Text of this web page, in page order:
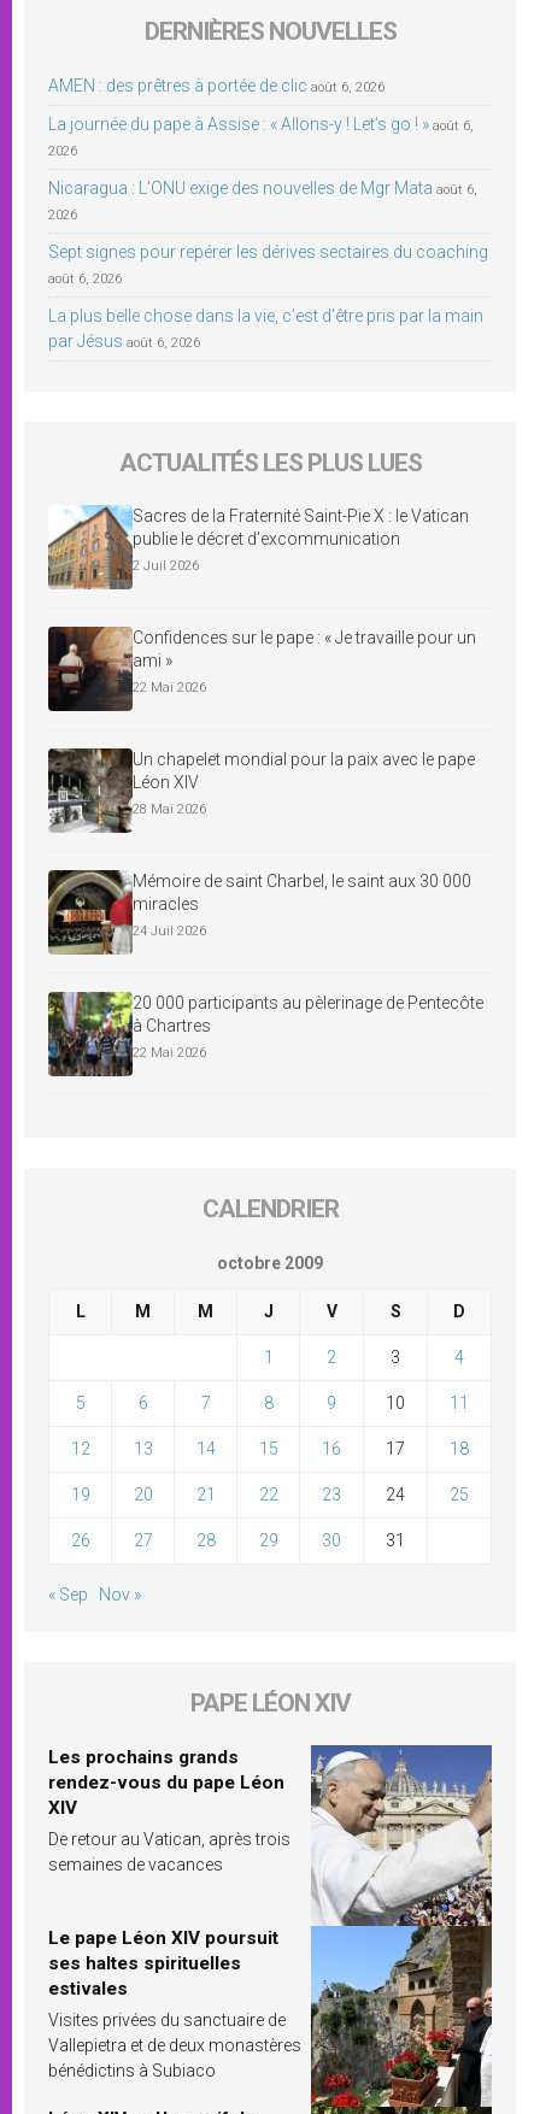
DERNIÈRES NOUVELLES
AMEN : des prêtres à portée de clic août 6, 2026
La journée du pape à Assise : « Allons-y ! Let’s go ! » août 6,
2026
Nicaragua : L’ONU exige des nouvelles de Mgr Mata août 6,
2026
Sept signes pour repérer les dérives sectaires du coaching
août 6, 2026
La plus belle chose dans la vie, c’est d’être pris par la main
par Jésus août 6, 2026
ACTUALITÉS LES PLUS LUES
Sacres de la Fraternité Saint-Pie X : le Vatican
publie le décret d’excommunication
2 Juil 2026
Confidences sur le pape : « Je travaille pour un
ami »
22 Mai 2026
Un chapelet mondial pour la paix avec le pape
Léon XIV
28 Mai 2026
Mémoire de saint Charbel, le saint aux 30 000
miracles
24 Juil 2026
20 000 participants au pèlerinage de Pentecôte
à Chartres
22 Mai 2026
CALENDRIER
octobre 2009
L M M J V S D
1 2 3 4
5 6 7 8 9 10 11
12 13 14 15 16 17 18
19 20 21 22 23 24 25
26 27 28 29 30 31
« Sep Nov »
PAPE LÉON XIV
Les prochains grands
rendez-vous du pape Léon
XIV
De retour au Vatican, après trois
semaines de vacances
Le pape Léon XIV poursuit
ses haltes spirituelles
estivales
Visites privées du sanctuaire de
Vallepietra et de deux monastères
bénédictins à Subiaco